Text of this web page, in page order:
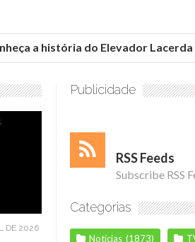
a história do Elevador Lacerda
DE 2026
Publicidade
RSS Feeds
Subscribe RSS
Categorias
Notícias (1873)